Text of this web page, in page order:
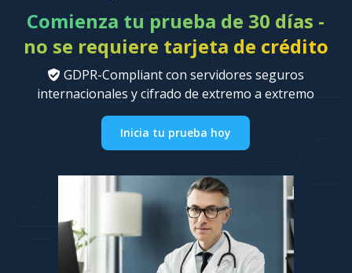
Comienza tu prueba de 30 días -
no se requiere tarjeta de crédito
GDPR-Compliant con servidores seguros
internacionales y cifrado de extremo a extremo
Inicia tu prueba hoy